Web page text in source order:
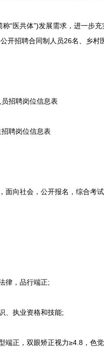
医共体”)发展需求，进一步
开招聘合同制人员26名、乡村
招聘岗位信息表
聘岗位信息表
向社会，公开报名，综合考试
律，品行端正;
执业资格和技能;
正，双眼矫正视力≥4.8，色